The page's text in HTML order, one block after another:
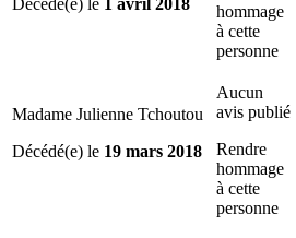
hommage
à cette
personne
Madame Julienne Tchoutou
Décédé(e) le 19 mars 2018
Aucun
avis publié
Rendre
hommage
à cette
personne